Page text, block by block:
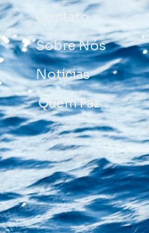
Contato
Sobre Nós
Notícias
Quem Faz